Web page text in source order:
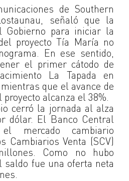
de Southern
señaló que la
Gobierno para iniciar la
proyecto Tía María no
En ese sentido,
el primer cátodo de
La Tapada en
que el avance de
alcanza el 38%.
cerró la jornada al alza
dólar. El Banco Central
mercado cambiario
Cambiarios Venta (SCV)
Como no hubo
saldo fue una oferta neta